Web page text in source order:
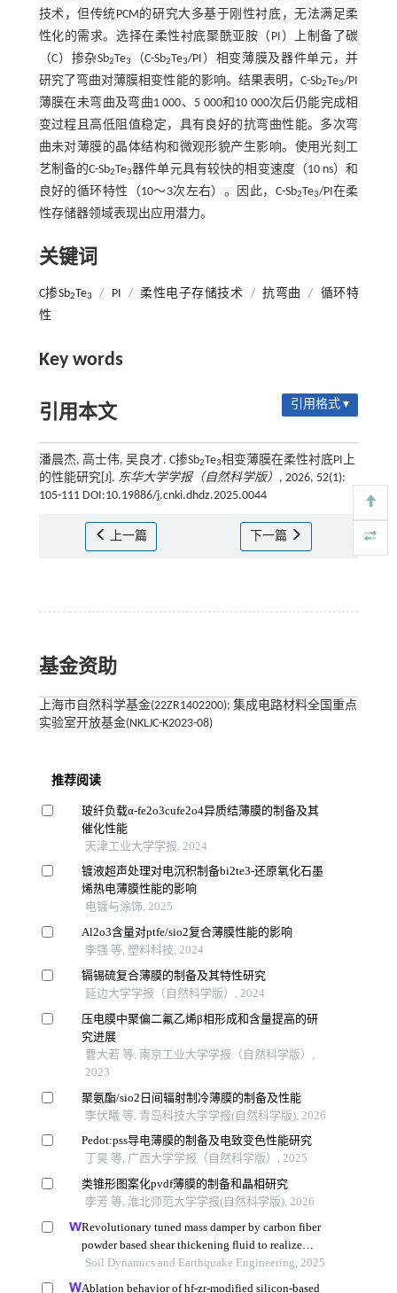
技术，但传统PCM的研究大多基于刚性衬底，无法满足柔
性化的需求。选择在柔性衬底聚酰亚胺（PI）上制备了碳
（C）掺杂Sb2Te3 （C-Sb2Te3/PI）相变薄膜及器件单元，并
研究了弯曲对薄膜相变性能的影响。结果表明，C-Sb2Te3/PI
薄膜在未弯曲及弯曲1 000、5 000和10 000次后仍能完成相
变过程且高低阻值稳定，具有良好的抗弯曲性能。多次弯
曲未对薄膜的晶体结构和微观形貌产生影响。使用光刻工
艺制备的C-Sb2Te3器件单元具有较快的相变速度（10 ns）和
良好的循环特性（10～3次左右）。因此，C-Sb2Te3/PI在柔
性存储器领域表现出应用潜力。
关键词
C掺Sb2Te3 / PI / 柔性电子存储技术 / 抗弯曲 / 循环特
性
Key words
引用本文 引用格式 ▾
潘晨杰, 高士伟, 吴良才. C掺Sb2Te3相变薄膜在柔性衬底PI上
的性能研究[J]. 东华大学学报（自然科学版） , 2026, 52(1):
105-111 DOI:10.19886/j.cnki.dhdz.2025.0044
上一篇 下一篇
基金资助
上海市自然科学基金(22ZR1402200); 集成电路材料全国重点
实验室开放基金(NKLJC-K2023-08)